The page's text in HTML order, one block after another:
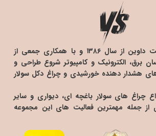
مجموعه آریانا صنعت داوین از سال ۱۳۸۶ و با همکاری جمعی از
برق، الکترونیک و کامپیوتر شروع طراحی و
هشدار دهنده خورشیدی و چراغ دکل سولار
چراغ های سولار باغچه ای، دیواری و سایر
جمله مهمترین فعالیت های این مجموعه